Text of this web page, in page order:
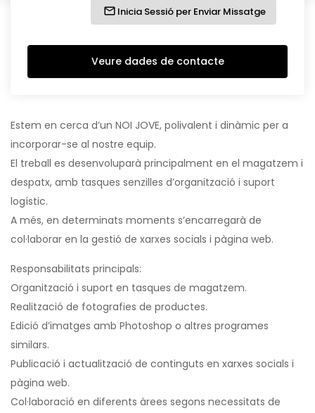
Inicia Sessió per Enviar Missatge
Veure dades de contacte
Estem en cerca d’un NOI JOVE, polivalent i dinàmic per a
incorporar-se al nostre equip.
El treball es desenvoluparà principalment en el magatzem i
despatx, amb tasques senzilles d’organització i suport
logístic.
A més, en determinats moments s’encarregarà de
col·laborar en la gestió de xarxes socials i pàgina web.
Responsabilitats principals:
Organització i suport en tasques de magatzem.
Realització de fotografies de productes.
Edició d’imatges amb Photoshop o altres programes
similars.
Publicació i actualització de continguts en xarxes socials i
pàgina web.
Col·laboració en diferents àrees segons necessitats de